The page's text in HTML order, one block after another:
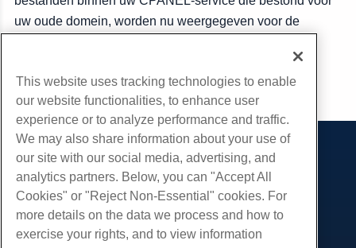
uw oude domein, worden nu weergegeven voor de
Kopiëren URL
Producten
Web hosting
Zakelijke hosting
Diensten
Website-migraties
Gemeenschap
This website uses tracking technologies to enable
our website functionalities, to enhance user
experience or to analyze performance and traffic.
We may also share information about your use of
our site with our social media, advertising, and
analytics partners. Below, you can "Accept All
Cookies" or "Reject Non-Essential" cookies. For
more details on the data we process and how to
exercise your rights, and to view information